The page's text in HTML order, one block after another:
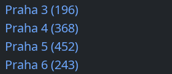
Praha 3 (196)
Praha 4 (368)
Praha 5 (452)
Praha 6 (243)